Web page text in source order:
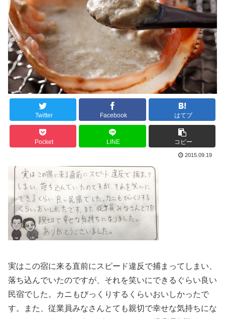
Twitter Facebook はてブ
Pocket LINE コピー
2015.09.19
実はこの宿に来る直前にスピード違反で捕まってしまい、
落ち込んでいたのですが、それを笑いにできるぐらい良い
民宿でした。カニもびっくりするくらいおいしかったで
す。また、従業員みなさんとても親切で幸せな気持ちにな